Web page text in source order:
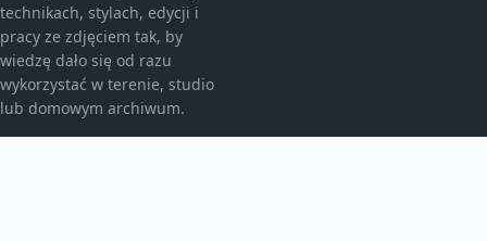
technikach, stylach, edycji i
pracy ze zdjęciem tak, by
wiedzę dało się od razu
wykorzystać w terenie, studio
lub domowym archiwum.